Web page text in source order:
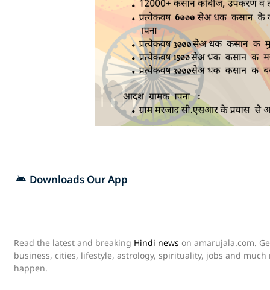
Downloads Our App
Read the latest and breaking Hindi news on amarujala.com.
business, cities, lifestyle, astrology, spirituality, jobs and
happen.